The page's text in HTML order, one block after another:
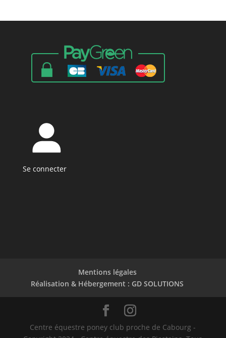
Se connecter
Mentions légales
Réalisation & Hébergement : GD SOLUTIONS
Centre équestre poney club proche de Cabourg -